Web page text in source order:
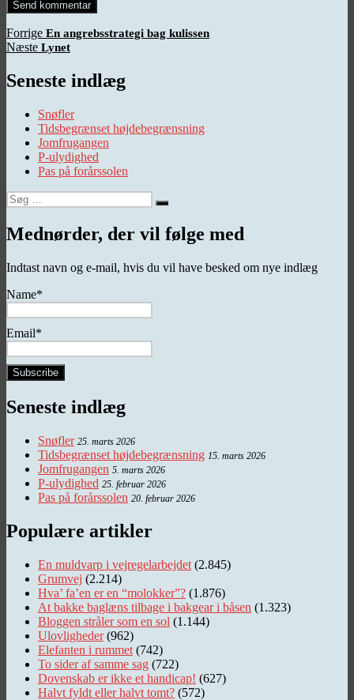
Indlægsnavigation
Forrige Forrige
indlæg:
En angrebsstrategi bag kulissen
Næste Næste
Lynet
Seneste indlæg
Snøfler
Tidsbegrænset højdebegrænsning
Jomfrugangen
P-ulydighed
Pas på forårssolen
Søg
efter:
Søg
Mednørder, der vil følge med
Indtast navn og e-mail, hvis du vil have besked om nye indlæg
Name*
Email*
Seneste indlæg
Snøfler 25. marts 2026
Tidsbegrænset højdebegrænsning 15. marts 2026
Jomfrugangen 5. marts 2026
P-ulydighed 25. februar 2026
Pas på forårssolen 20. februar 2026
Populære artikler
En muldvarp i vejregelarbejdet (2.845)
Grumvej (2.214)
Hva’ fa’en er en “molokker”? (1.876)
At bakke baglæns tilbage i bakgear i båsen (1.323)
Bloggen stråler som en sol (1.144)
Ulovligheder (962)
Elefanten i rummet (742)
To sider af samme sag (722)
Dovenskab er ikke et handicap! (627)
Halvt fyldt eller halvt tomt? (572)